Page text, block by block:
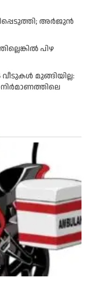
അർജുൻ
പിഴ
വീടുകൾ മുങ്ങിയില്ല: